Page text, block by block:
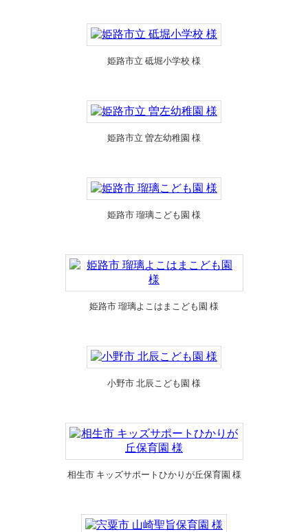
姫路市立 砥堀小学校 様
姫路市立 曽左幼稚園 様
姫路市 瑠璃こども園 様
姫路市 瑠璃よこはまこども園 様
小野市 北辰こども園 様
相生市 キッズサポートひかりが丘保育園 様